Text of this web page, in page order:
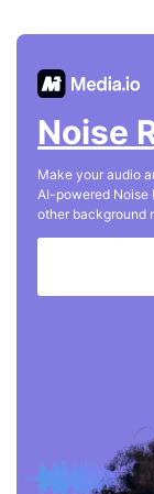
Noise
Make your audio
AI-powered Noise
other background